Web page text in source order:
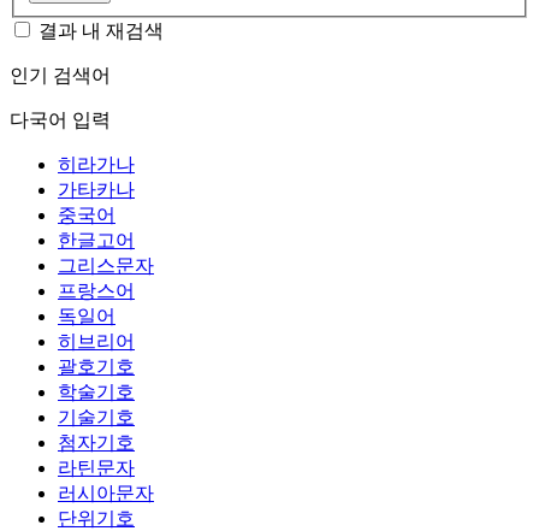
결과 내 재검색
인기 검색어
다국어 입력
히라가나
가타카나
중국어
한글고어
그리스문자
프랑스어
독일어
히브리어
괄호기호
학술기호
기술기호
첨자기호
라틴문자
러시아문자
단위기호